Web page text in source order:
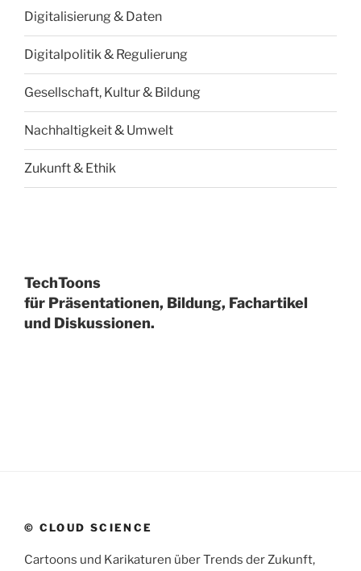
Digitalisierung & Daten
Digitalpolitik & Regulierung
Gesellschaft, Kultur & Bildung
Nachhaltigkeit & Umwelt
Zukunft & Ethik
TechToons
für Präsentationen, Bildung, Fachartikel
und Diskussionen.
© CLOUD SCIENCE
Cartoons und Karikaturen über Trends der Zukunft,